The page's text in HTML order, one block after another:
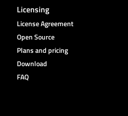
Licensing
License Agreement
Open Source
Plans and pricing
Download
FAQ